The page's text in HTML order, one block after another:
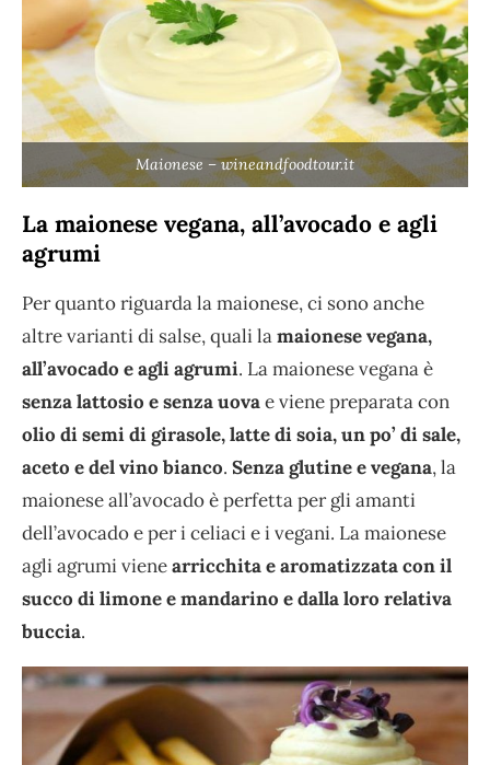
Maionese – wineandfoodtour.it
La maionese vegana, all’avocado e agli
agrumi
Per quanto riguarda la maionese, ci sono anche
altre varianti di salse, quali lamaionese vegana,
all’avocado e agli agrumi. La maionese vegana è
senza lattosio e senza uovae viene preparata con
olio di semi di girasole, latte di soia, un po’ di sale,
aceto e del vino bianco. Senza glutine e vegana, la
maionese all’avocado è perfetta per gli amanti
dell’avocado e per i celiaci e i vegani. La maionese
agli agrumi vienearricchita e aromatizzata con il
succo di limone e mandarino e dalla loro relativa
buccia.